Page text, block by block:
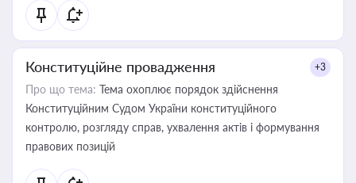
Конституційне провадження +3
Про що тема: Тема охоплює порядок здійснення
Конституційним Судом України конституційного
контролю, розгляду справ, ухвалення актів і формування
правових позицій